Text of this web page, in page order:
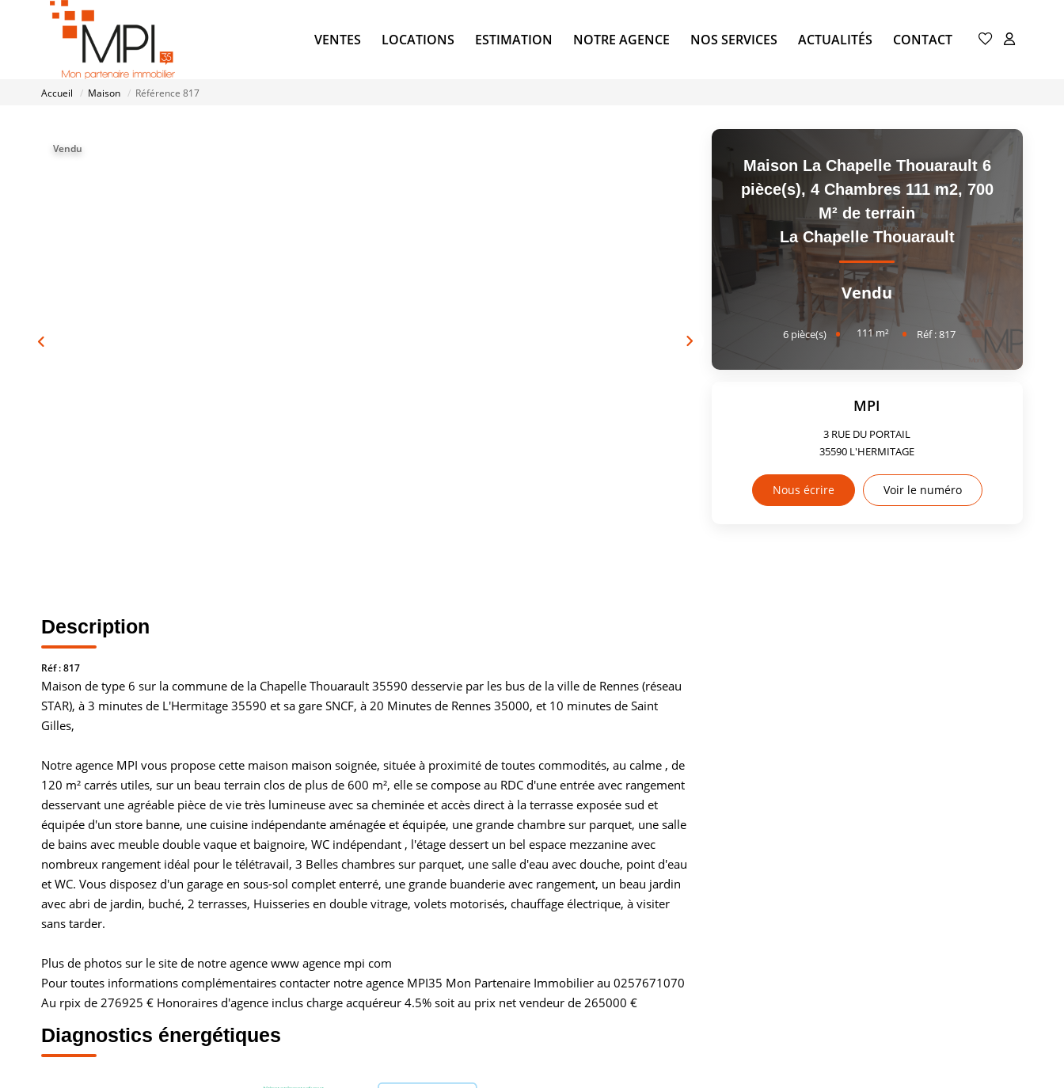
VENTES LOCATIONS ESTIMATION NOTRE AGENCE NOS SERVICES ACTUALITÉS CONTACT
Accueil Maison Référence 817
Vendu
Description
Réf : 817
Maison de type 6 sur la commune de la Chapelle Thouarault 35590 desservie par les bus de la ville de Rennes (réseau
STAR), à 3 minutes de L'Hermitage 35590 et sa gare SNCF, à 20 Minutes de Rennes 35000, et 10 minutes de Saint
Gilles,
Notre agence MPI vous propose cette maison maison soignée, située à proximité de toutes commodités, au calme , de
120 m² carrés utiles, sur un beau terrain clos de plus de 600 m², elle se compose au RDC d'une entrée avec rangement
desservant une agréable pièce de vie très lumineuse avec sa cheminée et accès direct à la terrasse exposée sud et
équipée d'un store banne, une cuisine indépendante aménagée et équipée, une grande chambre sur parquet, une salle
de bains avec meuble double vaque et baignoire, WC indépendant , l'étage dessert un bel espace mezzanine avec
nombreux rangement idéal pour le télétravail, 3 Belles chambres sur parquet, une salle d'eau avec douche, point d'eau
et WC. Vous disposez d'un garage en sous-sol complet enterré, une grande buanderie avec rangement, un beau jardin
avec abri de jardin, buché, 2 terrasses, Huisseries en double vitrage, volets motorisés, chauffage électrique, à visiter
sans tarder.
Plus de photos sur le site de notre agence www agence mpi com
Pour toutes informations complémentaires contacter notre agence MPI35 Mon Partenaire Immobilier au 0257671070
Au rpix de 276925 € Honoraires d'agence inclus charge acquéreur 4.5% soit au prix net vendeur de 265000 €
Diagnostics énergétiques
Maison La Chapelle Thouarault 6
pièce(s), 4 Chambres 111 m2, 700
M² de terrain
La Chapelle Thouarault
Vendu
6 pièce(s) 111m² Réf :817
MPI
3 RUE DU PORTAIL
35590 L'HERMITAGE
Nous écrire Voir le numéro